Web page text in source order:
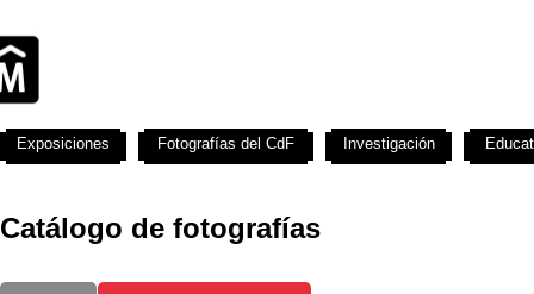
Catálogo de fotografías
Exposiciones Fotografías del CdF Investigación